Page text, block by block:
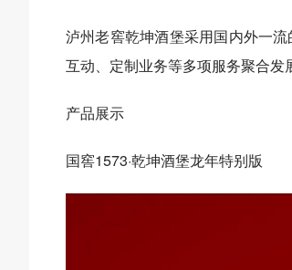
泸州老窖乾坤酒堡采用国内外一
互动、定制业务等多项服务聚合发
产品展示
国窖1573·乾坤酒堡龙年特别版